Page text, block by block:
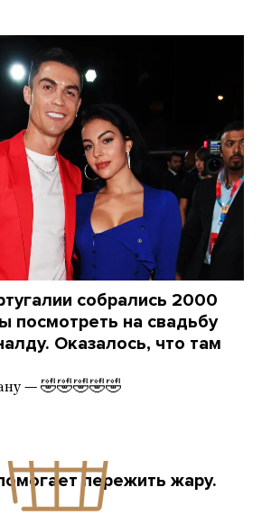
собрались 2000
посмотреть на свадьбу
Оказалось, что там
— 🤣🤣🤣🤣🤣
пережить жару.